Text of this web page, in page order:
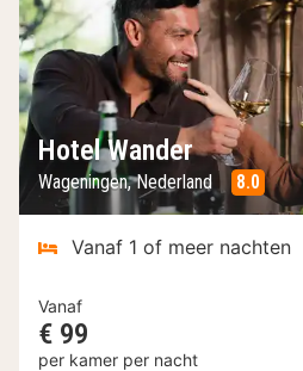
Hotel Wander
Wageningen, Nederland 8.0
Vanaf 1 of meer nachten
Vanaf
€ 99
per kamer per nacht